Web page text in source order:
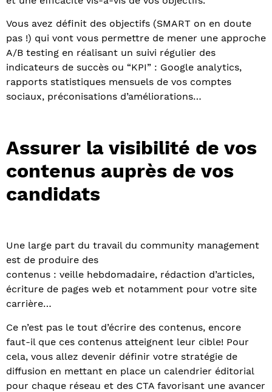
Vous avez définit des objectifs (SMART on en doute
pas !) qui vont vous permettre de mener une approche
A/B testing en réalisant un suivi régulier des
indicateurs de succès ou “KPI” : Google analytics,
rapports statistiques mensuels de vos comptes
sociaux, préconisations d’améliorations…
Assurer la visibilité de vos
contenus auprès de vos
candidats
Une large part du travail du community management
est de produire des
contenus : veille hebdomadaire, rédaction d’articles,
écriture de pages web et notamment pour votre site
carrière…
Ce n’est pas le tout d’écrire des contenus, encore
faut-il que ces contenus atteignent leur cible! Pour
cela, vous allez devenir définir votre stratégie de
diffusion en mettant en place un calendrier éditorial
pour chaque réseau et des CTA favorisant une avancer